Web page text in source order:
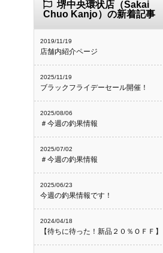
堺中央環状店（Sakai
Chuo Kanjo）の新着記事
2019/11/19
店舗内紹介ページ
2025/11/19
ブラックフライデーセール開催！
2025/08/06
＃今週の釣果情報
2025/07/02
＃今週の釣果情報
2025/06/23
今週の釣果情報です！
2024/04/18
【待ちに待った！新品２０％ＯＦＦ】